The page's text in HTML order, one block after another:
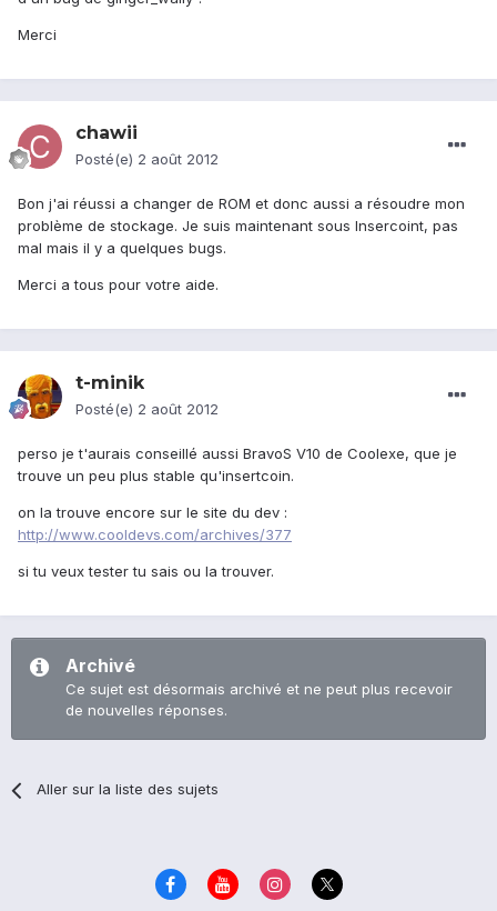
Merci
chawii
Posté(e) 2 août 2012
Bon j'ai réussi a changer de ROM et donc aussi a résoudre mon
problème de stockage. Je suis maintenant sous Insercoint, pas
mal mais il y a quelques bugs.
Merci a tous pour votre aide.
t-minik
Posté(e) 2 août 2012
perso je t'aurais conseillé aussi BravoS V10 de Coolexe, que je
trouve un peu plus stable qu'insertcoin.
on la trouve encore sur le site du dev :
http://www.cooldevs.com/archives/377
si tu veux tester tu sais ou la trouver.
Archivé
Ce sujet est désormais archivé et ne peut plus recevoir
de nouvelles réponses.
Aller sur la liste des sujets